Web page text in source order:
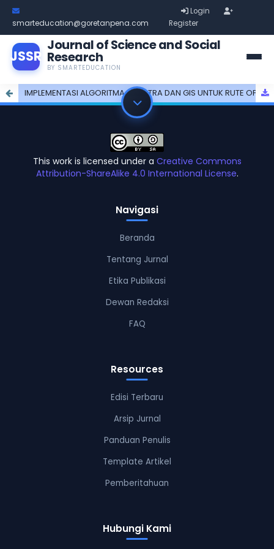
smarteducation@goretanpena.com
Login
Register
JSSR
Journal of Science and Social
Research
BY SMARTEDUCATION
IMPLEMENTASI ALGORITMA DJIKSTRA DAN GIS UNTUK RUTE OPTIMAL DI DAERAH RAWAN KRIMINALITAS PADA PONDOK PESANTREN KABUPATEN LANGKAT
This work is licensed under a Creative Commons
Attribution-ShareAlike 4.0 International License.
Navigasi
Beranda
Tentang Jurnal
Etika Publikasi
Dewan Redaksi
FAQ
Resources
Edisi Terbaru
Arsip Jurnal
Panduan Penulis
Template Artikel
Pemberitahuan
Hubungi Kami